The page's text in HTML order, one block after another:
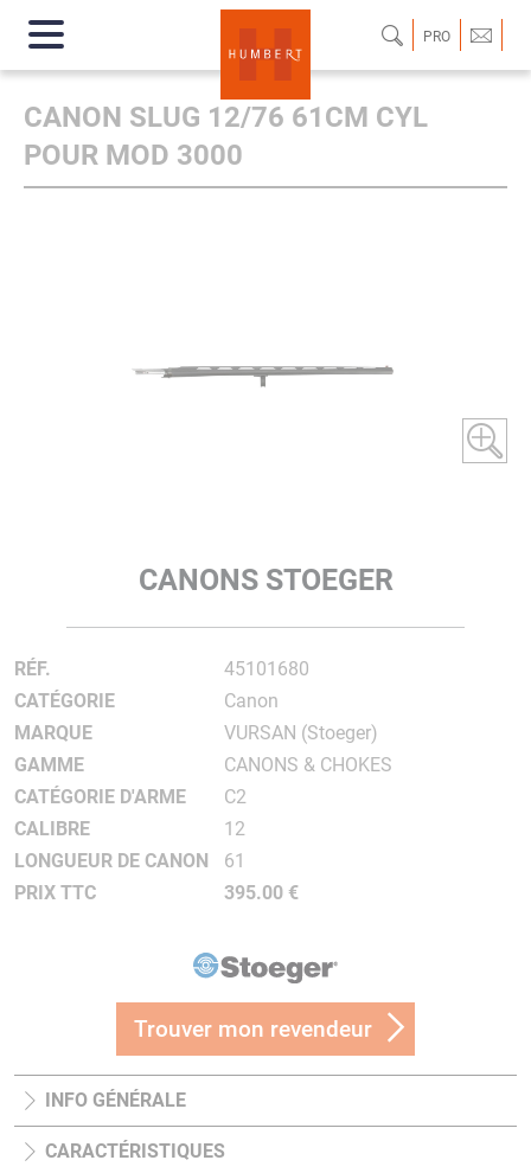
PRO
CANON SLUG 12/76 61CM CYL
POUR MOD 3000
CANONS STOEGER
RÉF.
45101680
CATÉGORIE
Canon
MARQUE
VURSAN (Stoeger)
GAMME
CANONS & CHOKES
CATÉGORIE D'ARME
C2
CALIBRE
12
LONGUEUR DE CANON
61
PRIX TTC
395.00 €
Trouver mon revendeur
INFO GÉNÉRALE
CARACTÉRISTIQUES